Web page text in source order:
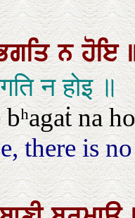
ਨਹੋਇ
न होइ ॥
na
there is